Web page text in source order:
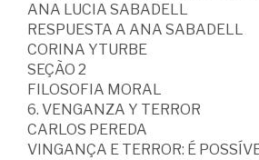
ANA LUCIA SABADELL
RESPUESTA A ANA SABADELL
CORINA YTURBE
SEÇÃO 2
FILOSOFIA MORAL
6. VENGANZA Y TERROR
CARLOS PEREDA
VINGANÇA E TERROR: É